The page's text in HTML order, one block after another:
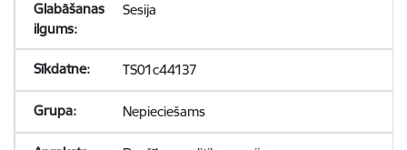
Sesija
TS01c44137
Nepieciešams